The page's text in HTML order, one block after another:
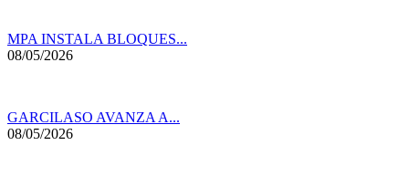
MPA INSTALA BLOQUES...
08/05/2026
GARCILASO AVANZA A...
08/05/2026